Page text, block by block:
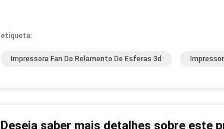
etiqueta:
Impressora Fan Do Rolamento De Esferas 3d
Deseja saber mais detalhes sobre este